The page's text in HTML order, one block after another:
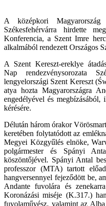
A középkori Magyarország
Székesfehérvárra hirdette
Konferencia, a Szent Imre
alkalmából rendezett Országos
A Szent Kereszt-ereklye
Nap rendezvénysorozata
lengyelországi Szent Kereszt (
atya hozta Magyarországra
engedélyével és
kérésére.
Délután három órakor
keretében folytatódott az
Megyei Közgyűlés elnöke,
polgármester és Spányi
köszöntőjével. Spányi Antal
professzor (MTA) tartott
hangversennyel fejeződött be,
Andante fuvolára és
Koronázási miséje (K.317.)
fuvolaművész, valamint az